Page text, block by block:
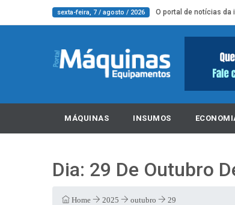
sexta-feira, 7 / agosto / 2026 O portal de notícias da
MÁQUINAS INSUMOS
Dia: 29 De Outubro
Home 2025 outubro 29